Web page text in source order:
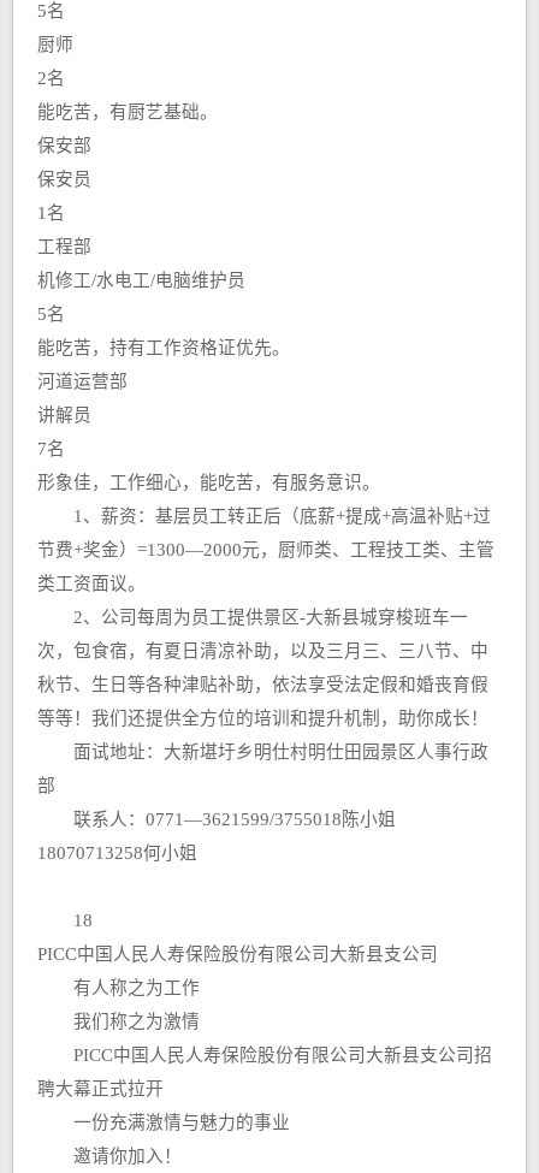
5名
厨师
2名
能吃苦，有厨艺基础。
保安部
保安员
1名
工程部
机修工/水电工/电脑维护员
5名
能吃苦，持有工作资格证优先。
河道运营部
讲解员
7名
形象佳，工作细心，能吃苦，有服务意识。
1、薪资：基层员工转正后（底薪+提成+高温补贴+过
节费+奖金）=1300—2000元，厨师类、工程技工类、主管
类工资面议。
2、公司每周为员工提供景区-大新县城穿梭班车一
次，包食宿，有夏日清凉补助，以及三月三、三八节、中
秋节、生日等各种津贴补助，依法享受法定假和婚丧育假
等等！我们还提供全方位的培训和提升机制，助你成长！
面试地址：大新堪圩乡明仕村明仕田园景区人事行政
部
联系人：0771—3621599/3755018陈小姐
18070713258何小姐
18
PICC中国人民人寿保险股份有限公司大新县支公司
有人称之为工作
我们称之为激情
PICC中国人民人寿保险股份有限公司大新县支公司招
聘大幕正式拉开
一份充满激情与魅力的事业
邀请你加入！